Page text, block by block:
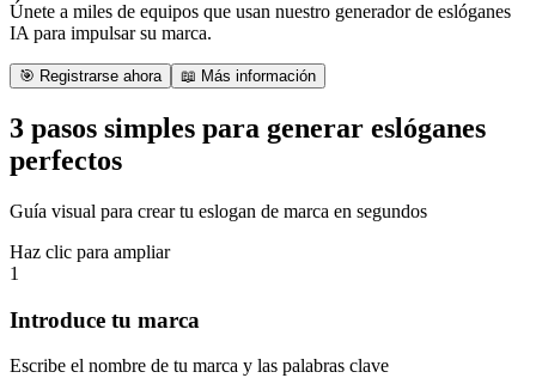
Únete a miles de equipos que usan nuestro generador de eslóganes
IA para impulsar su marca.
🎯 Registrarse ahora 📖 Más información
3 pasos simples para generar eslóganes
perfectos
Guía visual para crear tu eslogan de marca en segundos
Haz clic para ampliar
1
Introduce tu marca
Escribe el nombre de tu marca y las palabras clave